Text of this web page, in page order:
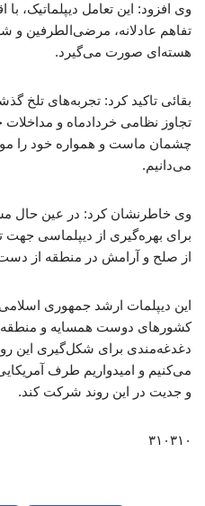
وی افزود: این تعامل دیپلماتیک،
تفاهم عادلانه، مرضی‌الطرفین و
هسته‌ای صورت می‌گیرد.
بقائی تاکید کرد: تجربه‌های تلخ
تجاوز نظامی خردادماه و
چشمان ماست و همواره خود را
می‌دانیم.
وی خاطرنشان کرد: در عین حال
برای بهره‌گیری از دیپلماسی جهت
از صلح و آرامش در منطقه از
این دیپلمات ارشد جمهوری اسلامی
کشورهای دوست همسایه و منطقه
دغدغه‌مندی برای شکل‌گیری این
می‌کنیم و امیدواریم طرف
و جدیت در این روند شرکت کند.
۳۱۰۳۱۰